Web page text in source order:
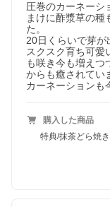
圧巻のカーネーシ
まけに酢漿草の種
た。
20日くらいで芽が
スクスク育ち可愛
も咲き今も増えつ
からも癒されてい
カーネーションも
購入した商品
特典/抹茶どら焼き